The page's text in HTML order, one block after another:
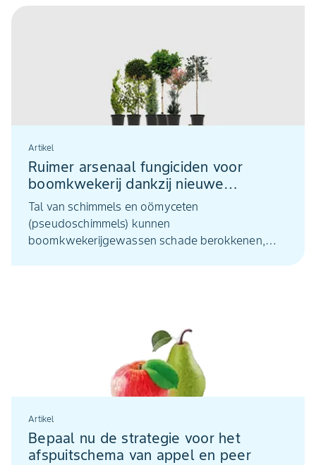
Flipper Plus beschikt u over twee sterke
hulpmiddelen die perfect passen binnen een
robuuste IPM-aanpak.
Artikel
Ruimer arsenaal fungiciden voor
boomkwekerij dankzij nieuwe
toelatingen
Tal van schimmels en oömyceten
(pseudoschimmels) kunnen
boomkwekerijgewassen schade berokkenen,
natuurlijke weerstand van planten. De fungiciden
Serenade en Aliette passen goed in zo’n
duurzame systeembenadering.
Artikel
Bepaal nu de strategie voor het
afspuitschema van appel en peer